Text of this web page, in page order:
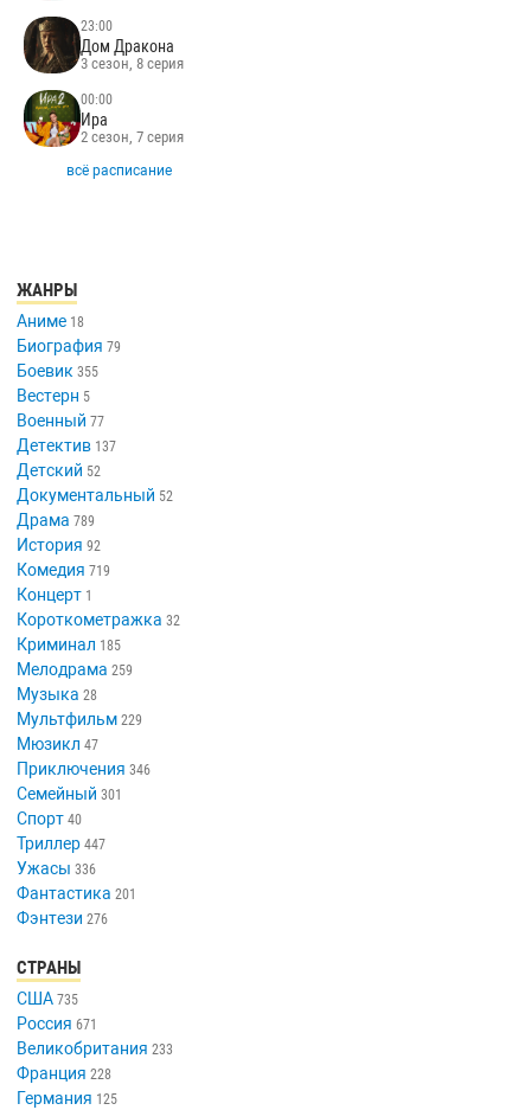
23:00
Дом Дракона
3 сезон, 8 серия
00:00
Ира
2 сезон, 7 серия
всё расписание
ЖАНРЫ
Аниме 18
Биография 79
Боевик 355
Вестерн 5
Военный 77
Детектив 137
Детский 52
Документальный 52
Драма 789
История 92
Комедия 719
Концерт 1
Короткометражка 32
Криминал 185
Мелодрама 259
Музыка 28
Мультфильм 229
Мюзикл 47
Приключения 346
Семейный 301
Спорт 40
Триллер 447
Ужасы 336
Фантастика 201
Фэнтези 276
СТРАНЫ
США 735
Россия 671
Великобритания 233
Франция 228
Германия 125